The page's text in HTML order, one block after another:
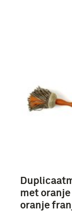
met
oranje